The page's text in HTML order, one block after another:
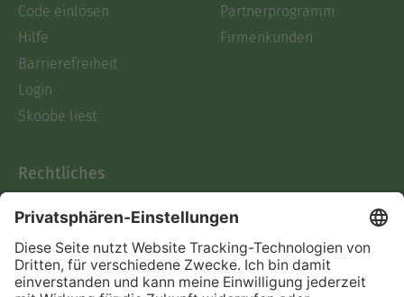
Code einlösen
Hilfe
Barrierefreiheit
Login
Skoobe liest
Partnerprogramm
Firmenkunden
Rechtliches
AGB
Informationen nach Data
Act